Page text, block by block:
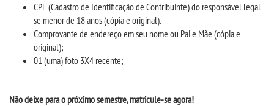
TRANSFERÊNCIA
SEGUNDA GRADUAÇÃO
CPF (Cadastro de Identificação de Contribuinte) do responsável legal
se menor de 18 anos (cópia e original).
Comprovante de endereço em seu nome ou Pai e Mãe (cópia e
original);
01 (uma) foto 3X4 recente;
Não deixe para o próximosemestre,matricule-se agora!